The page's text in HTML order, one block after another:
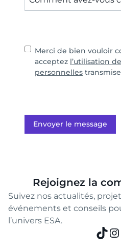
Consent*
Merci de bien vouloir
acceptez l’utilisation
personnelles
Envoyer le message
Rejoignez la
Suivez nos actualités,
événements et conseils
l’univers ESA.